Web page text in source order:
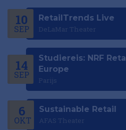
10
SEP
RetailTrends Live
DeLaMar Theater
14
SEP
Studiereis: NRF
Europe
Parijs
6
OKT
Sustainable Retail
AFAS Theater